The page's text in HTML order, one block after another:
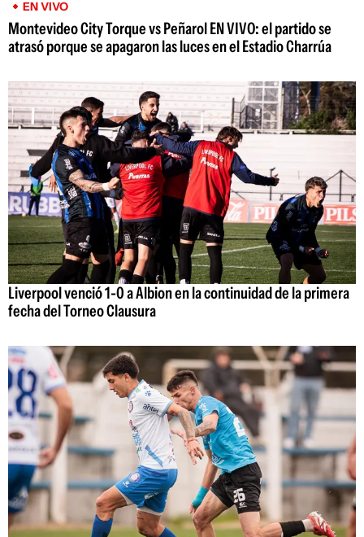
EN VIVO
Montevideo City Torque vs Peñarol EN VIVO: el partido se
atrasó porque se apagaron las luces en el Estadio Charrúa
Liverpool venció 1-0 a Albion en la continuidad de la primera
fecha del Torneo Clausura